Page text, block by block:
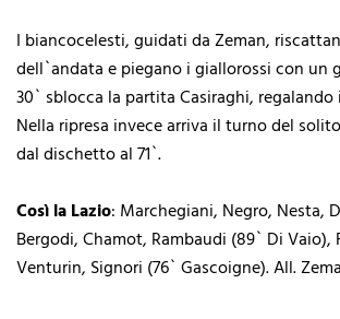
I biancocelesti, guidati da Zeman,
dell`andata e piegano i giallorossi con un
30` sblocca la partita Casiraghi,
Nella ripresa invece arriva il turno del
dal dischetto al 71`.
Così la Lazio: Marchegiani, Negro, Nesta,
Bergodi, Chamot, Rambaudi (89` Di Vaio),
Venturin, Signori (76` Gascoigne). All.